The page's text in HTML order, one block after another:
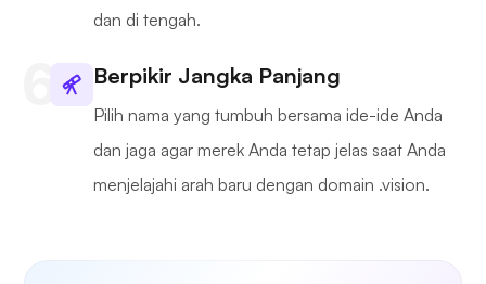
dan di tengah.
Berpikir Jangka Panjang
Pilih nama yang tumbuh bersama ide-ide Anda
dan jaga agar merek Anda tetap jelas saat Anda
menjelajahi arah baru dengan domain .vision.